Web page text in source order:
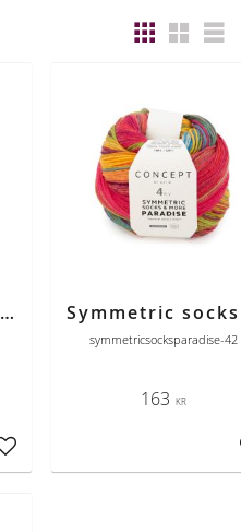
Symmetric socks & more Paradise 41 röd-okra-petrol
Lägg till i favoriter
symmetricsocksparadise-42
163 KR